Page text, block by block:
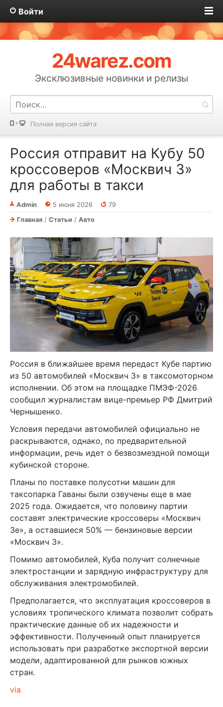
Войти
24warez.com
Эксклюзивные новинки и релизы
Полная версия сайта
Россия отправит на Кубу 50
кроссоверов «Москвич 3»
для работы в такси
Admin 5 июня 2026
79
Главная / Статьи / Авто
Россия в ближайшее время передаст Кубе партию
из 50 автомобилей «Москвич 3» в таксомоторном
исполнении. Об этом на площадке ПМЭФ-2026
сообщил журналистам вице-премьер РФ Дмитрий
Чернышенко.
Условия передачи автомобилей официально не
раскрываются, однако, по предварительной
информации, речь идет о безвозмездной помощи
кубинской стороне.
Планы по поставке полусотни машин для
таксопарка Гаваны были озвучены еще в мае
2025 года. Ожидается, что половину партии
составят электрические кроссоверы «Москвич
3е», а оставшиеся 50% — бензиновые версии
«Москвич 3».
Помимо автомобилей, Куба получит солнечные
электростанции и зарядную инфраструктуру для
обслуживания электромобилей.
Предполагается, что эксплуатация кроссоверов в
условиях тропического климата позволит собрать
практические данные об их надежности и
эффективности. Полученный опыт планируется
использовать при разработке экспортной версии
модели, адаптированной для рынков южных
стран.
via